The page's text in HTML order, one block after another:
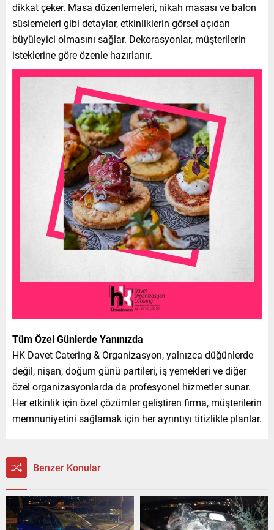
dikkat çeker. Masa düzenlemeleri, nikah masası ve balon
süslemeleri gibi detaylar, etkinliklerin görsel açıdan
büyüleyici olmasını sağlar. Dekorasyonlar, müşterilerin
isteklerine göre özenle hazırlanır.
Tüm Özel Günlerde Yanınızda
HK Davet Catering & Organizasyon, yalnızca düğünlerde
değil, nişan, doğum günü partileri, iş yemekleri ve diğer
özel organizasyonlarda da profesyonel hizmetler sunar.
Her etkinlik için özel çözümler geliştiren firma, müşterilerin
memnuniyetini sağlamak için her ayrıntıyı titizlikle planlar.
Benzer Konular